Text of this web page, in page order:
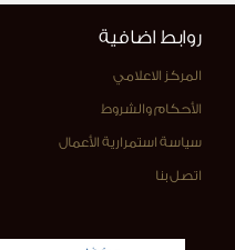
روابط اضافية
المركز الاعلامي
الأحكام والشروط
سياسة استمرارية الأعمال
اتصل بنا